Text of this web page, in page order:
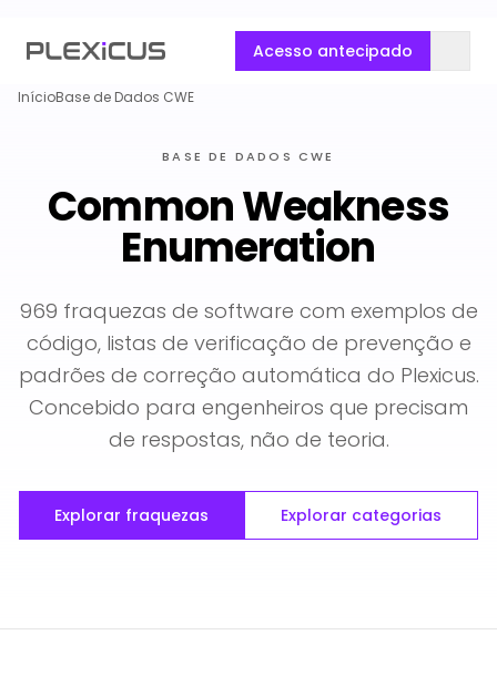
Acesso antecipado
InícioBase de Dados CWE
BASE DE DADOS CWE
Common Weakness
Enumeration
969 fraquezas de software com exemplos de
código, listas de verificação de prevenção e
padrões de correção automática do Plexicus.
Concebido para engenheiros que precisam
de respostas, não de teoria.
Explorar fraquezas Explorar categorias